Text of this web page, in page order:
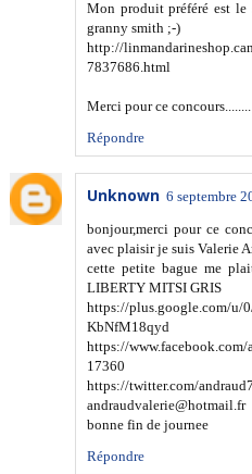
Mon produit préféré est le
granny smith ;-)
http://
7837686.html
Merci pour ce concours........
Répondre
Unknown 6 septembre
bonjour,merci pour ce
avec plaisir je suis Valerie
cette petite bague me
LIBERTY MITSI GRIS
https://plus.google.com/u/
KbNfM18qyd
https://
17360
https://twitter.com/
andraudvalerie@hotmail.fr
bonne fin de journee
Répondre